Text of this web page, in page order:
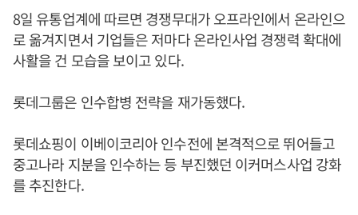
8일 유통업계에 따르면 경쟁무대가 오프라인에서 온라인으
로 옮겨지면서 기업들은 저마다 온라인사업 경쟁력 확대에
사활을 건 모습을 보이고 있다.
롯데그룹은 인수합병 전략을 재가동했다.
롯데쇼핑이 이베이코리아 인수전에 본격적으로 뛰어들고
중고나라 지분을 인수하는 등 부진했던 이커머스사업 강화
를 추진한다.